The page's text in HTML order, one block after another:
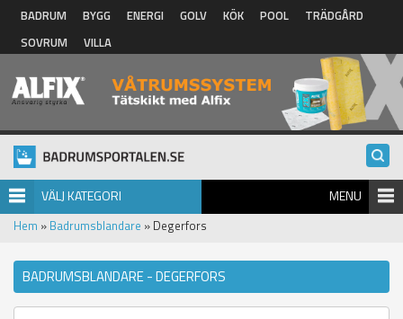
Hoppa till huvudinnehåll
BADRUM BYGG ENERGI GOLV KÖK POOL
TRÄDGÅRD
SOVRUM
VILLA
VÄLJ KATEGORI MENU
Hem » Badrumsblandare » Degerfors
BADRUMSBLANDARE - DEGERFORS